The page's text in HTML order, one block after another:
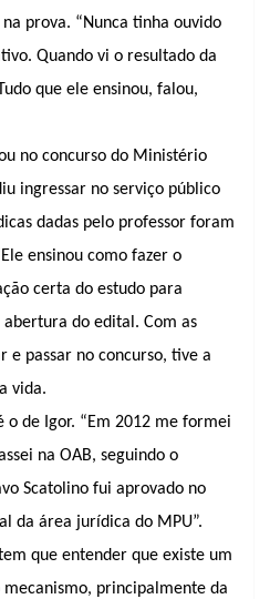
prova. “Nunca tinha ouvido
Quando vi o resultado da
que ele ensinou, falou,
no concurso do Ministério
ingressar no serviço público
dadas pelo professor foram
ensinou como fazer o
certa do estudo para
do edital. Com as
e passar no concurso, tive a
vida.
o de Igor. “Em 2012 me formei
na OAB, seguindo o
Scatolino fui aprovado no
da área jurídica do MPU”.
que entender que existe um
principalmente da